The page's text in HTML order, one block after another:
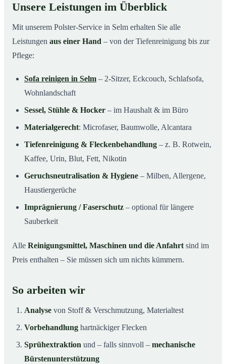
Unsere Leistungen im Überblick
Mit unserem Polster-Service in Selm erhalten Sie alle
Leistungen aus einer Hand – von der Tiefenreinigung bis zur
Pflege:
Sofa reinigen in Selm – 2-Sitzer, Eckcouch, Schlafsofa,
Wohnlandschaft
Sessel, Stühle & Hocker – im Haushalt & im Büro
Materialgerecht: Microfaser, Baumwolle, Alcantara
Tiefenreinigung & Fleckenbehandlung – z. B. Rotwein,
Kaffee, Urin, Blut, Fett, Nikotin
Geruchsneutralisation & Hygiene – Milben, Allergene,
Haustiergerüche
Imprägnierung / Faserschutz – optional für längere
Sauberkeit
Alle Reinigungsmittel, Maschinen und die Anfahrt sind im
Preis enthalten – Sie müssen sich um nichts kümmern.
So arbeiten wir
Analyse von Stoff & Verschmutzung, Materialtest
Vorbehandlung hartnäckiger Flecken
Sprühextraktion und – falls sinnvoll – mechanische
Bürstenunterstützung